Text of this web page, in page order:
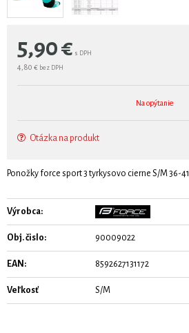
5,90€ s DPH
4,80 € bez DPH
Na opýtanie
Otázka na produkt
Ponožky force sport 3 tyrkysovo cierne S/M 36-41
Výrobca:
Obj. čislo: 90009022
EAN: 8592627131172
Veľkosť S/M